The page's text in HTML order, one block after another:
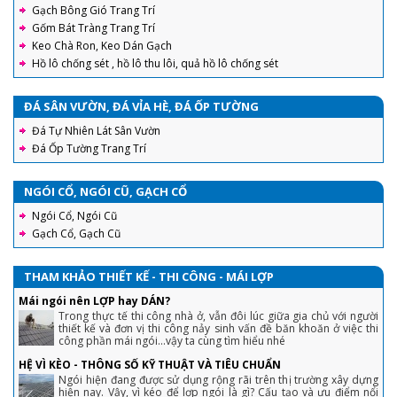
Gạch Bông Gió Trang Trí
Gốm Bát Tràng Trang Trí
Keo Chà Ron, Keo Dán Gạch
Hồ lô chống sét , hồ lô thu lôi, quả hồ lô chống sét
ĐÁ SÂN VƯỜN, ĐÁ VỈA HÈ, ĐÁ ỐP TƯỜNG
Đá Tự Nhiên Lát Sân Vườn
Đá Ốp Tường Trang Trí
NGÓI CỔ, NGÓI CŨ, GẠCH CỔ
Ngói Cổ, Ngói Cũ
Gạch Cổ, Gạch Cũ
THAM KHẢO THIẾT KẾ - THI CÔNG - MÁI LỢP
Mái ngói nên LỢP hay DÁN?
Trong thực tế thi công nhà ở, vẫn đôi lúc giữa gia chủ với người
thiết kế và đơn vị thi công nảy sinh vấn đề băn khoăn ở việc thi
công phần mái ngói...vậy ta cùng tìm hiểu nhé
HỆ VÌ KÈO - THÔNG SỐ KỸ THUẬT VÀ TIÊU CHUẨN
Ngói hiện đang được sử dụng rộng rãi trên thị trường xây dựng
hiện nay. Vậy, vì kéo để lợp ngói là gì? Cấu tạo và ưu điểm nổi